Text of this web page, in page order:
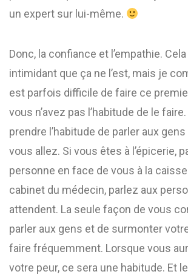
un expert sur lui-même.
Donc, la confiance et l’empathie.
intimidant que ça ne l’est, mais je
est parfois difficile de faire ce
vous n’avez pas l’habitude de le
prendre l’habitude de parler aux
vous allez. Si vous êtes à l’épicerie,
personne en face de vous à la
cabinet du médecin, parlez aux
attendent. La seule façon de vous
parler aux gens et de surmonter
faire fréquemment. Lorsque vous
votre peur, ce sera une habitude. Et